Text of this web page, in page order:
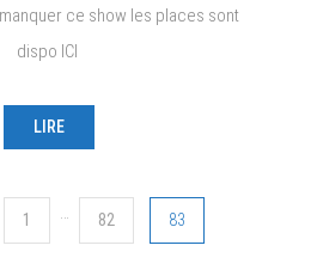
ce show les places sont
dispo ICI
LIRE
1 … 82 83